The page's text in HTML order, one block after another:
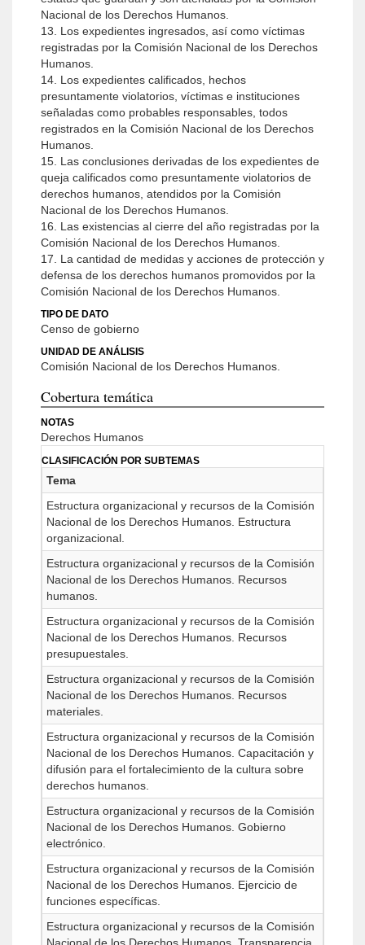
Nacional de los Derechos Humanos.
13. Los expedientes ingresados, así como víctimas
registradas por la Comisión Nacional de los Derechos
Humanos.
14. Los expedientes calificados, hechos
presuntamente violatorios, víctimas e instituciones
señaladas como probables responsables, todos
registrados en la Comisión Nacional de los Derechos
Humanos.
15. Las conclusiones derivadas de los expedientes de
queja calificados como presuntamente violatorios de
derechos humanos, atendidos por la Comisión
Nacional de los Derechos Humanos.
16. Las existencias al cierre del año registradas por la
Comisión Nacional de los Derechos Humanos.
17. La cantidad de medidas y acciones de protección y
defensa de los derechos humanos promovidos por la
Comisión Nacional de los Derechos Humanos.
TIPO DE DATO
Censo de gobierno
UNIDAD DE ANÁLISIS
Comisión Nacional de los Derechos Humanos.
Cobertura temática
NOTAS
Derechos Humanos
CLASIFICACIÓN POR SUBTEMAS
Tema
Estructura organizacional y recursos de la Comisión
Nacional de los Derechos Humanos. Estructura
organizacional.
Estructura organizacional y recursos de la Comisión
Nacional de los Derechos Humanos. Recursos
humanos.
Estructura organizacional y recursos de la Comisión
Nacional de los Derechos Humanos. Recursos
presupuestales.
Estructura organizacional y recursos de la Comisión
Nacional de los Derechos Humanos. Recursos
materiales.
Estructura organizacional y recursos de la Comisión
Nacional de los Derechos Humanos. Capacitación y
difusión para el fortalecimiento de la cultura sobre
derechos humanos.
Estructura organizacional y recursos de la Comisión
Nacional de los Derechos Humanos. Gobierno
electrónico.
Estructura organizacional y recursos de la Comisión
Nacional de los Derechos Humanos. Ejercicio de
funciones específicas.
Estructura organizacional y recursos de la Comisión